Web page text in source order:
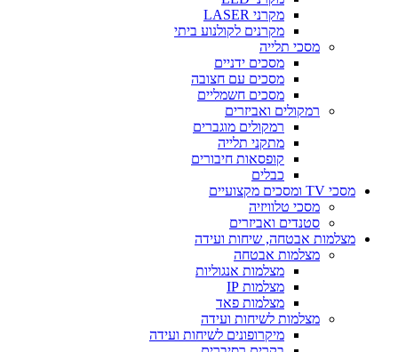
מקרני LASER
מקרנים לקולנוע ביתי
מסכי תלייה
מסכים ידניים
מסכים עם חצובה
מסכים חשמליים
רמקולים ואביזרים
רמקולים מוגברים
מתקני תלייה
קופסאות חיבורים
כבלים
מסכי TV ומסכים מקצועיים
מסכי טלוויזיה
סטנדים ואביזרים
מצלמות אבטחה, שיחות ועידה
מצלמות אבטחה
מצלמות אנגוליות
מצלמות IP
מצלמות פאד
מצלמות לשיחות ועידה
מיקרופונים לשיחות ועידה